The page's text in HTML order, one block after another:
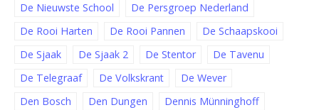
De Nieuwste School
De Persgroep Nederland
De Rooi Harten
De Rooi Pannen
De Schaapskooi
De Sjaak
De Sjaak 2 De Stentor
De Tavenu
De Telegraaf
De Volkskrant
De Wever
Den Bosch
Den Dungen
Dennis Münninghoff